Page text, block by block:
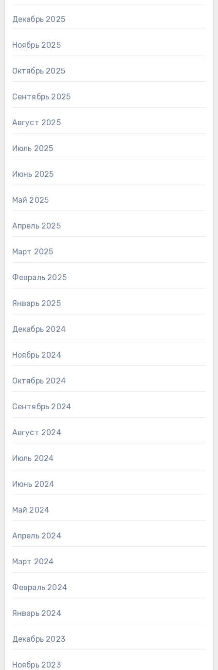
Декабрь 2025
Ноябрь 2025
Октябрь 2025
Сентябрь 2025
Август 2025
Июль 2025
Июнь 2025
Май 2025
Апрель 2025
Март 2025
Февраль 2025
Январь 2025
Декабрь 2024
Ноябрь 2024
Октябрь 2024
Сентябрь 2024
Август 2024
Июль 2024
Июнь 2024
Май 2024
Апрель 2024
Март 2024
Февраль 2024
Январь 2024
Декабрь 2023
Ноябрь 2023